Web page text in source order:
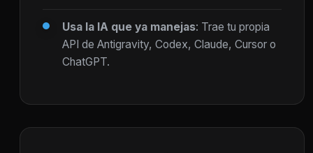
Usa la IA que ya manejas: Trae tu propia
API de Antigravity, Codex, Claude, Cursor o
ChatGPT.